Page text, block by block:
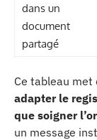
dans un
document
partagé
Ce tableau met
adapter le
que soigner
un message